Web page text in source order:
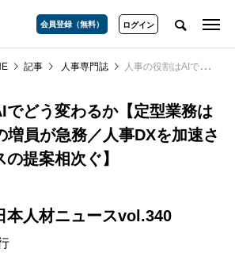
会員登録（無料） ログイン
記事 人事専門誌 人事の役割はAIでどう変わるか【定型業務は省人化 HRBPの増員が急務／人事DXを加速させるAIサービスの提案相次ぐ】
でどう変わるか【定型業務は
増員が急務／人事DXを加速さ
提案相次ぐ】
人材ニュースvol.340